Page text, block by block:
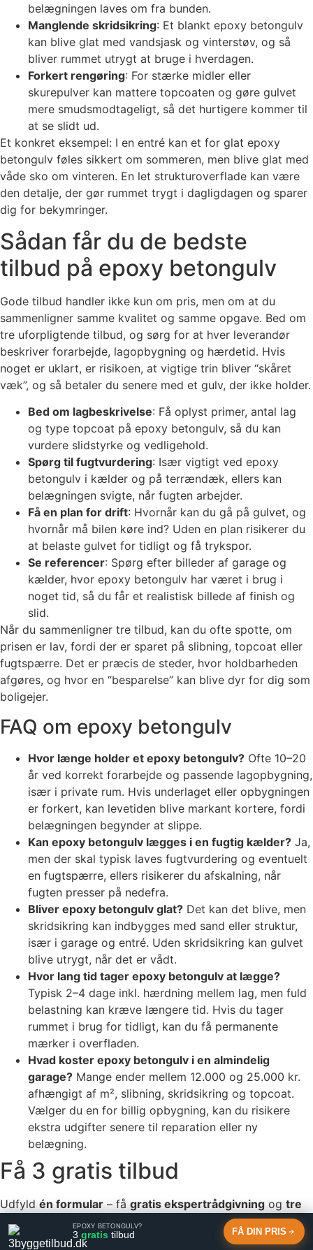
belægningen laves om fra bunden.
Manglende skridsikring: Et blankt epoxy betongulv
kan blive glat med vandsjask og vinterstøv, og så
bliver rummet utrygt at bruge i hverdagen.
Forkert rengøring: For stærke midler eller
skurepulver kan mattere topcoaten og gøre gulvet
mere smudsmodtageligt, så det hurtigere kommer til
at se slidt ud.
Et konkret eksempel: I en entré kan et for glat epoxy
betongulv føles sikkert om sommeren, men blive glat med
våde sko om vinteren. En let strukturoverflade kan være
den detalje, der gør rummet trygt i dagligdagen og sparer
dig for bekymringer.
Sådan får du de bedste
tilbud på epoxy betongulv
Gode tilbud handler ikke kun om pris, men om at du
sammenligner samme kvalitet og samme opgave. Bed om
tre uforpligtende tilbud, og sørg for at hver leverandør
beskriver forarbejde, lagopbygning og hærdetid. Hvis
noget er uklart, er risikoen, at vigtige trin bliver “skåret
væk”, og så betaler du senere med et gulv, der ikke holder.
Bed om lagbeskrivelse: Få oplyst primer, antal lag
og type topcoat på epoxy betongulv, så du kan
vurdere slidstyrke og vedligehold.
Spørg til fugtvurdering: Især vigtigt ved epoxy
betongulv i kælder og på terrændæk, ellers kan
belægningen svigte, når fugten arbejder.
Få en plan for drift: Hvornår kan du gå på gulvet, og
hvornår må bilen køre ind? Uden en plan risikerer du
at belaste gulvet for tidligt og få trykspor.
Se referencer: Spørg efter billeder af garage og
kælder, hvor epoxy betongulv har været i brug i
noget tid, så du får et realistisk billede af finish og
slid.
Når du sammenligner tre tilbud, kan du ofte spotte, om
prisen er lav, fordi der er sparet på slibning, topcoat eller
fugtspærre. Det er præcis de steder, hvor holdbarheden
afgøres, og hvor en “besparelse” kan blive dyr for dig som
boligejer.
FAQ om epoxy betongulv
Hvor længe holder et epoxy betongulv? Ofte 10–20
år ved korrekt forarbejde og passende lagopbygning,
især i private rum. Hvis underlaget eller opbygningen
er forkert, kan levetiden blive markant kortere, fordi
belægningen begynder at slippe.
Kan epoxy betongulv lægges i en fugtig kælder? Ja,
men der skal typisk laves fugtvurdering og eventuelt
en fugtspærre, ellers risikerer du afskalning, når
fugten presser på nedefra.
Bliver epoxy betongulv glat? Det kan det blive, men
skridsikring kan indbygges med sand eller struktur,
især i garage og entré. Uden skridsikring kan gulvet
blive utrygt, når det er vådt.
Hvor lang tid tager epoxy betongulv at lægge?
Typisk 2–4 dage inkl. hærdning mellem lag, men fuld
belastning kan kræve længere tid. Hvis du tager
rummet i brug for tidligt, kan du få permanente
mærker i overfladen.
Hvad koster epoxy betongulv i en almindelig
garage? Mange ender mellem 12.000 og 25.000 kr.
afhængigt af m², slibning, skridsikring og topcoat.
Vælger du en for billig opbygning, kan du risikere
ekstra udgifter senere til reparation eller ny
belægning.
Få 3 gratis tilbud
Udfyld én formular – få gratis ekspertrådgivning og tre
skarpe, uforpligtende tilbud
fra 3byggetilbud.dk.
EPOXY BETONGULV?
3 gratis tilbud FÅ DIN PRIS